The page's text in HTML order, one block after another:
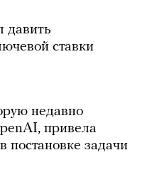
давить
ставки
недавно
привела
постановке задачи